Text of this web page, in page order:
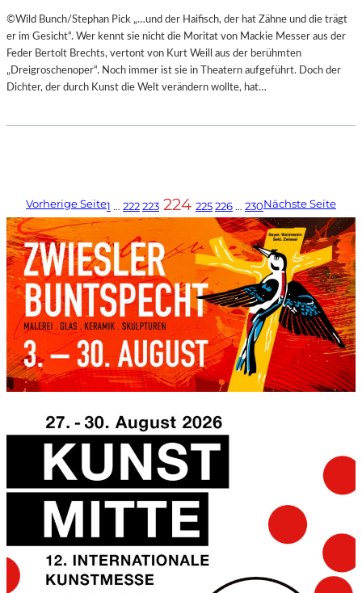
©Wild Bunch/Stephan Pick „…und der Haifisch, der hat Zähne und die trägt
er im Gesicht“. Wer kennt sie nicht die Moritat von Mackie Messer aus der
Feder Bertolt Brechts, vertont von Kurt Weill aus der berühmten
„Dreigroschenoper“. Noch immer ist sie in Theatern aufgeführt. Doch der
Dichter, der durch Kunst die Welt verändern wollte, hat…
Vorherige Seite1 … 222223 224 225226 … 230Nächste Seite